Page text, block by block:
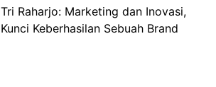
Tri Raharjo: Marketing dan Inovasi,
Kunci Keberhasilan Sebuah Brand